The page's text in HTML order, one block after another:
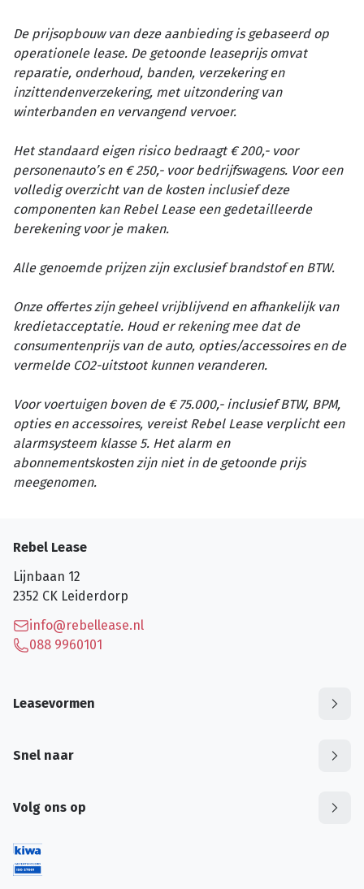
De prijsopbouw van deze aanbieding is gebaseerd op
operationele lease. De getoonde leaseprijs omvat
reparatie, onderhoud, banden, verzekering en
inzittendenverzekering, met uitzondering van
winterbanden en vervangend vervoer.
Het standaard eigen risico bedraagt € 200,- voor
personenauto’s en € 250,- voor bedrijfswagens. Voor een
volledig overzicht van de kosten inclusief deze
componenten kan Rebel Lease een gedetailleerde
berekening voor je maken.
Alle genoemde prijzen zijn exclusief brandstof en BTW.
Onze offertes zijn geheel vrijblijvend en afhankelijk van
kredietacceptatie. Houd er rekening mee dat de
consumentenprijs van de auto, opties/accessoires en de
vermelde CO2-uitstoot kunnen veranderen.
Voor voertuigen boven de € 75.000,- inclusief BTW, BPM,
opties en accessoires, vereist Rebel Lease verplicht een
alarmsysteem klasse 5. Het alarm en
abonnementskosten zijn niet in de getoonde prijs
meegenomen.
Rebel Lease
Lijnbaan 12
2352 CK Leiderdorp
info@rebellease.nl
088 9960101
Leasevormen
Snel naar
Volg ons op